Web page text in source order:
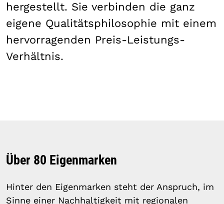
hergestellt. Sie verbinden die ganz
eigene Qualitätsphilosophie mit einem
hervorragenden Preis-Leistungs-
Verhältnis.
Über 80 Eigenmarken
Hinter den Eigenmarken steht der Anspruch, im
Sinne einer Nachhaltigkeit mit regionalen